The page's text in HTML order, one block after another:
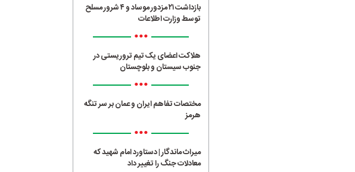
بازداشت ۲۱ مزدور موساد و ۴ شرور مسلح
توسط وزارت اطلاعات
•••
هلاکت اعضای یک تیم تروریستی در
جنوب سیستان و بلوچستان
•••
مختصات تفاهم ایران و عمان بر سر تنگه
هرمز
•••
میراث ماندگار | دستاورد امام شهید که
معادلات جنگ را تغییر داد